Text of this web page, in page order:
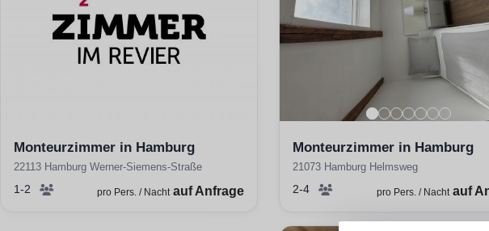
Monteurzimmer in Hamburg
22113 Hamburg Werner-Siemens-Straße
1-2 pro Pers. / Nacht auf Anfrage
Monteurzimmer in Hamburg
21073 Hamburg Helmsweg
2-4 pro Pers. / Nacht auf